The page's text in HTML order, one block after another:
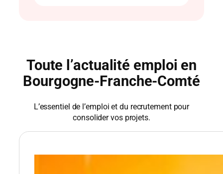
Toute l’actualité emploi en
Bourgogne-Franche-Comté
L’essentiel de l’emploi et du recrutement pour
consolider vos projets.